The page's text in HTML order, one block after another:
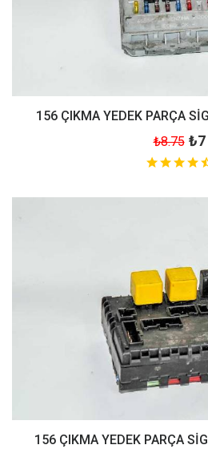
156 ÇIKMA YEDEK PARÇA
₺8.75 ₺7
156 ÇIKMA YEDEK PARÇA